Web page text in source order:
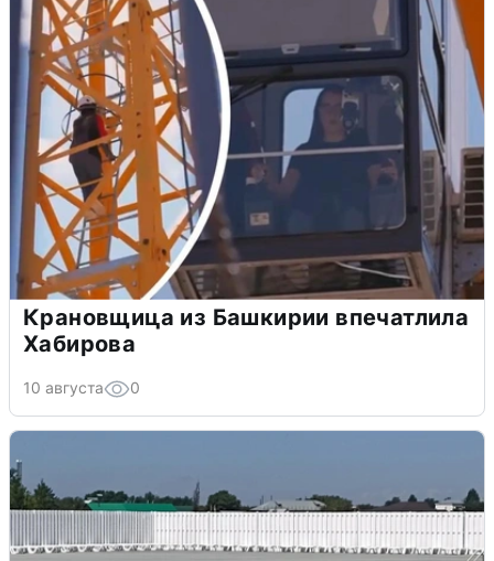
Крановщица из Башкирии впечатлила
Хабирова
10 августа 0